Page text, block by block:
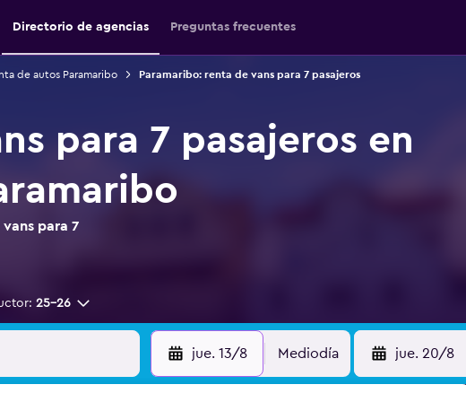
Directorio de agencias Preguntas frecuentes
de autos Paramaribo Paramaribo: renta de vans para 7 pasajeros
para 7 pasajeros en
para 7
25-26
jue. 13/8 Mediodía jue. 20/8